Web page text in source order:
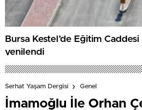
Bursa Kestel’de Eğitim
yenilendi
Serhat Yaşam Dergisi Genel
İmamoğlu İle Orhan